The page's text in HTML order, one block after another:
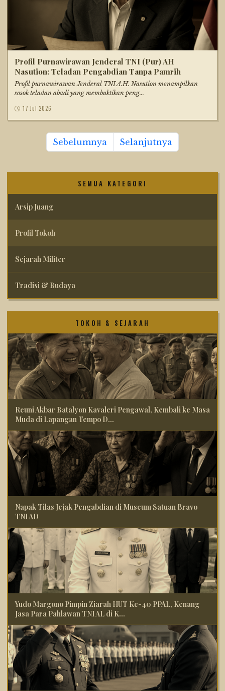
Profil Purnawirawan Jenderal TNI (Pur) AH
Nasution: Teladan Pengabdian Tanpa Pamrih
Profil purnawirawan Jenderal TNI A.H. Nasution menampilkan
sosok teladan abadi yang membuktikan peng...
17 Jul 2026
Sebelumnya Selanjutnya
SEMUA KATEGORI
Arsip Juang
Profil Tokoh
Sejarah Militer
Tradisi & Budaya
TOKOH & SEJARAH
Reuni Akbar Batalyon Kavaleri Pengawal, Kembali ke Masa
Muda di Lapangan Tempo D...
Napak Tilas Jejak Pengabdian di Museum Satuan Bravo
TNI AD
Yudo Margono Pimpin Ziarah HUT Ke-40 PPAL, Kenang
Jasa Para Pahlawan TNI AL di K...